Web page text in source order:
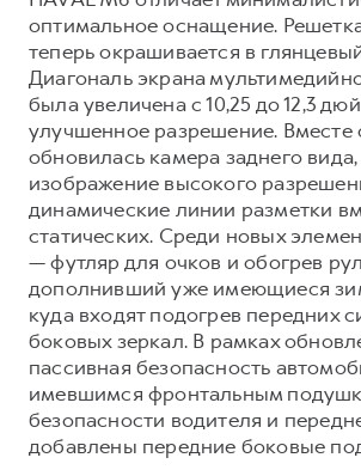
Коллекция Детская
оптимальное оснащение.
теперь окрашивается в
Диагональ экрана
была увеличена с 10,25 до 12,3
улучшенное разрешение. Вместе
обновилась камера заднего
изображение высокого
динамические линии разметки
статических. Среди новых
— футляр для очков и обогрев
дополнивший уже имеющиеся
куда входят подогрев передних
боковых зеркал. В рамках
пассивная безопасность
имевшимся фронтальным
безопасности водителя и
добавлены передние боковые